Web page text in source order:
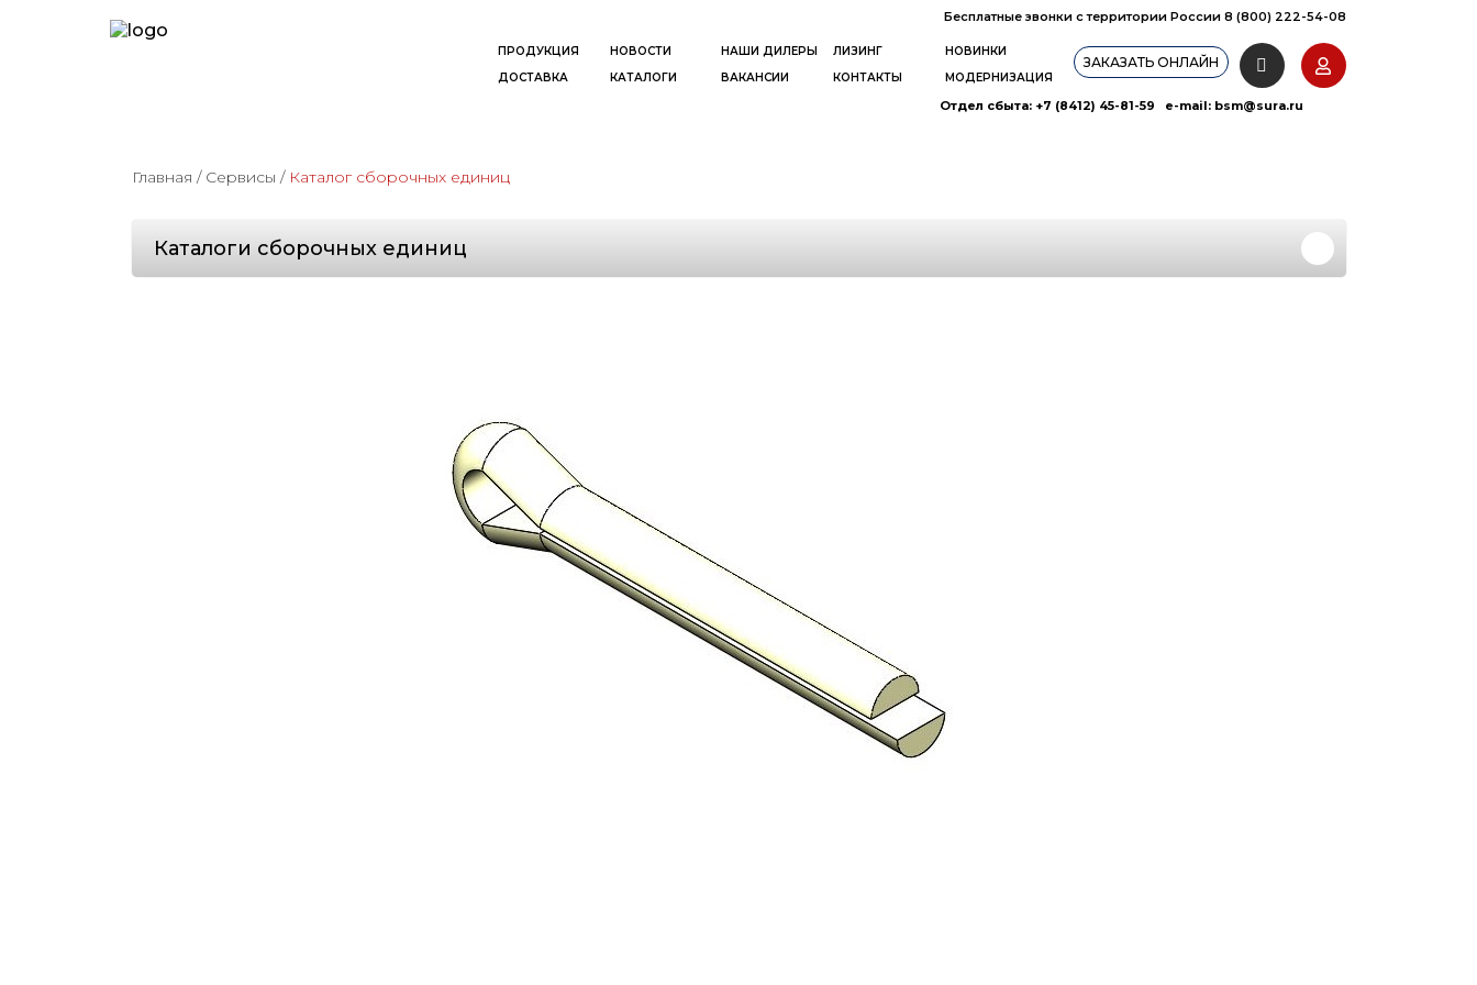
Бесплатные звонки с территории России 8 (800) 222-54-08
ПРОДУКЦИЯ НОВОСТИ НАШИ ДИЛЕРЫ ЛИЗИНГ
НОВИНКИ
ДОСТАВКА
КАТАЛОГИ ВАКАНСИИ КОНТАКТЫ МОДЕРНИЗАЦИЯ
ЗАКАЗАТЬ ОНЛАЙН
Отдел сбыта: +7 (8412) 45-81-59 e-mail: bsm@sura.ru
Главная / Сервисы / Каталог сборочных единиц
Каталоги сборочных единиц